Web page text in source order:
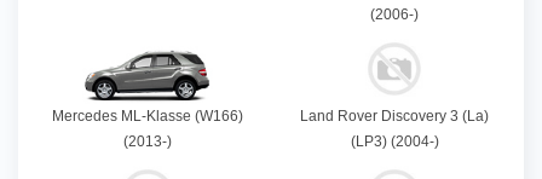
(2006-)
Mercedes ML-Klasse (W166)
(2013-)
Land Rover Discovery 3 (La)
(LP3) (2004-)